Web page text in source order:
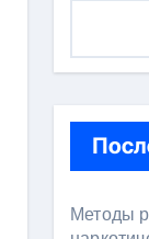
Методы